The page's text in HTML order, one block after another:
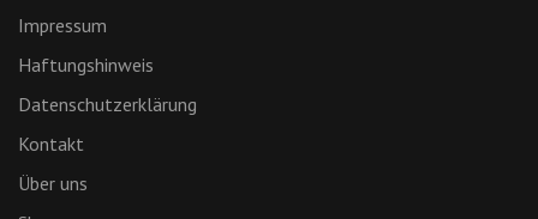
Impressum
Haftungshinweis
Datenschutzerklärung
Kontakt
Über uns